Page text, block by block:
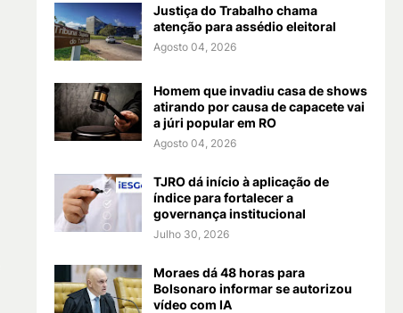
Justiça do Trabalho chama
atenção para assédio eleitoral
Agosto 04, 2026
Homem que invadiu casa de shows
atirando por causa de capacete vai
a júri popular em RO
Agosto 04, 2026
TJRO dá início à aplicação de
índice para fortalecer a
governança institucional
Julho 30, 2026
Moraes dá 48 horas para
Bolsonaro informar se autorizou
vídeo com IA